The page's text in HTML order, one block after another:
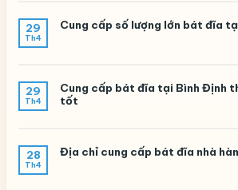
29
Th4
Cung cấp số lượng lớn bát đĩa
29
Th4
Cung cấp bát đĩa tại Bình Định
tốt
28
Th4
Địa chỉ cung cấp bát đĩa nhà